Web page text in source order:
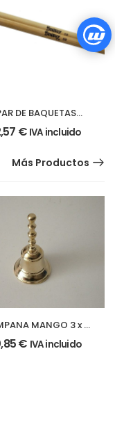
DE BAQUETAS
HICKORY 5B
€ IVA incluido
Más Productos
MANGO 3 x 6
cm.
€ IVA incluido